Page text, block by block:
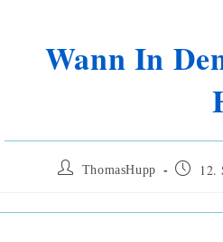
Wann In
ThomasHupp 12.